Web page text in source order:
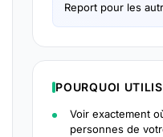
Report pour les
POURQUOI
Voir exactement
personnes de